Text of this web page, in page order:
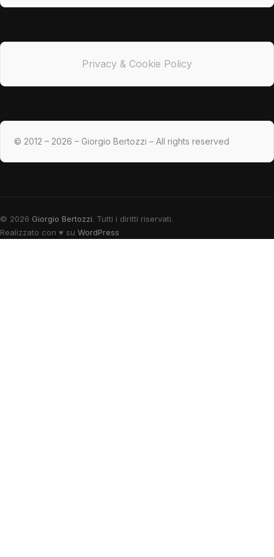
Privacy & Cookie Policy
© 2012 – 2026 – Giorgio Bertozzi – All rights reserved
© 2026 Giorgio Bertozzi. Tutti i diritti riservati.
Realizzato con ♥ su WordPress